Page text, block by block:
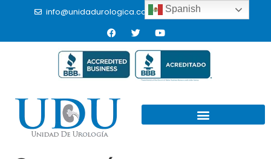
info@unidadurologica.com.mx (664) 9766433
Spanish